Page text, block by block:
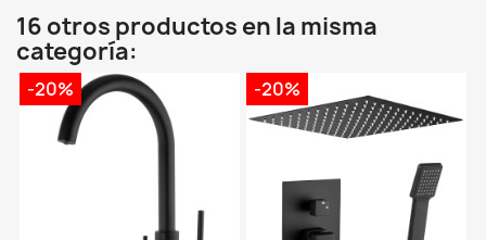
16 otros productos en la misma
categoría:
-20% -20%